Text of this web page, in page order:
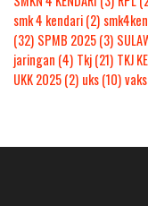
smk 4 kendari(2)
(32) SPMB 2025(3)
jaringan (4) Tkj(21) TKJ
UKK 2025(2) uks(10)